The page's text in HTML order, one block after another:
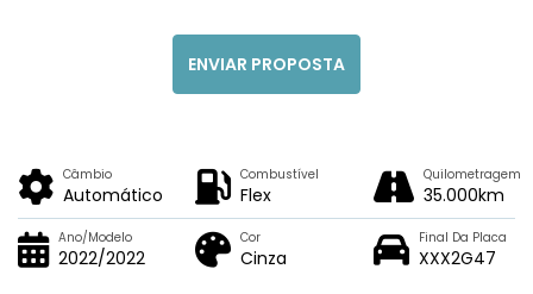
ENVIAR PROPOSTA
Câmbio
Automático
Combustível
Flex
Quilometragem
35.000km
Ano/Modelo
2022/2022
Cor
Cinza
Final Da Placa
XXX2G47